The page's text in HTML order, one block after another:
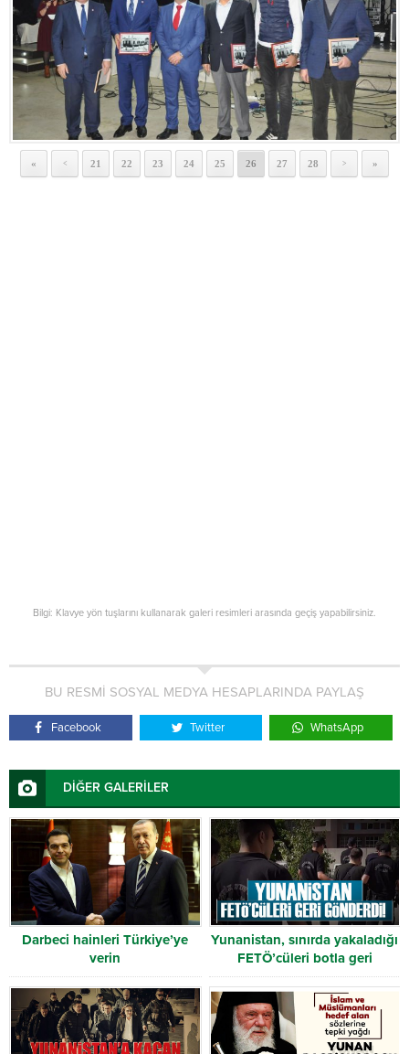
« < 21 22 23 24 25 26 27 28 > »
Bilgi: Klavye yön tuşlarını kullanarak galeri resimleri arasında geçiş yapabilirsiniz.
BU RESMİ SOSYAL MEDYA HESAPLARINDA PAYLAŞ
Facebook Twitter WhatsApp
DİĞER GALERİLER
Darbeci hainleri Türkiye’ye
verin
Yunanistan, sınırda yakaladığı
FETÖ’cüleri botla geri
gönderdi